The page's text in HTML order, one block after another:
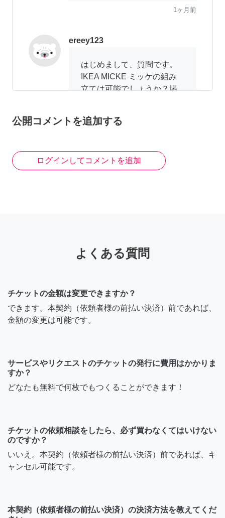
1ヶ月前
ereey123
はじめまして、質問です。
IKEA MICKE ミッケの組み
立ては可能でしょうか？場
す。 よろしくお願い致しま
brimnes-day-bed-frame-with-
お聞きして自分で組み立て
られると思ったのですが。
説明書をみても、 スノコ部
分が噛み合わなく困ってい
する場所は、 杉並区 最寄
ほどになります。 お願いで
と、3月15日はNG）
公開コメントを追加する
ログインしてコメントを追加
よくある質問
チケットの金額は変更できますか？
できます。本契約（依頼者様の前払い決済）前であれば、
金額の変更は可能です。
サービスやリクエストのチケットの発行に費用はかかりま
すか？
どなたも無料で何枚でもつくることができます！
チケットの依頼相談をしたら、必ず買わなくてはいけない
のですか？
いいえ。本契約（依頼者様の前払い決済）前であれば、キ
ャンセル可能です。
本契約（依頼者様の前払い決済）の決済方法を教えてくだ